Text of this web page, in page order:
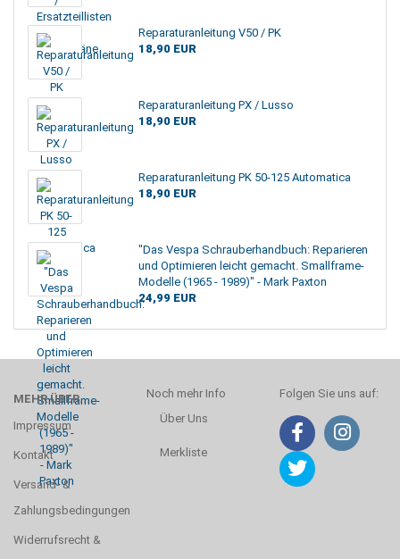
Reparaturanleitung V50 / PK
18,90 EUR
Reparaturanleitung PX / Lusso
18,90 EUR
Reparaturanleitung PK 50-125 Automatica
18,90 EUR
"Das Vespa Schrauberhandbuch: Reparieren
und Optimieren leicht gemacht. Smallframe-
Modelle (1965 - 1989)" - Mark Paxton
24,99 EUR
MEHR ÜBER...
Impressum
Kontakt
Versand- &
Zahlungsbedingungen
Widerrufsrecht &
Noch mehr Info
Über Uns
Merkliste
Folgen Sie uns auf: